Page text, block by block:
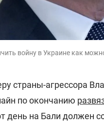
войну в Украине как
страны-агрессора
по окончанию
день на Бали должен